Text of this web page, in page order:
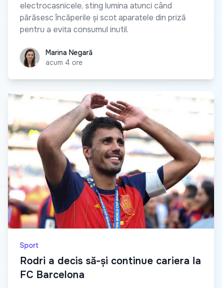
electrocasnicele, sting lumina atunci când
părăsesc încăperile și scot aparatele din priză
pentru a evita consumul inutil.
Marina Negară
Marina Negară
acum 4 ore
Sport
Rodri a decis să-și continue cariera la
FC Barcelona